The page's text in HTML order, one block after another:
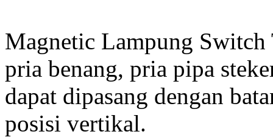
Magnetic Lampung Switch
pria benang, pria pipa
dapat dipasang dengan
posisi vertikal.